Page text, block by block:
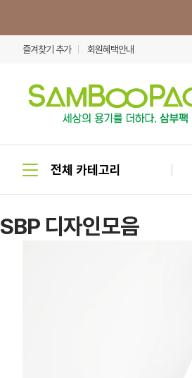
즐겨찾기 추가 회원혜택안내
SBP 디자인모음